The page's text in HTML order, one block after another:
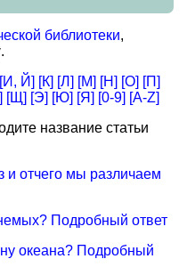
библиотеки,
.
[И, Й] [К] [Л] [М] [Н] [О] [П]
[Щ] [Э] [Ю] [Я] [0-9] [A-Z]
название статьи
и отчего мы различаем
Подробный ответ
океана? Подробный